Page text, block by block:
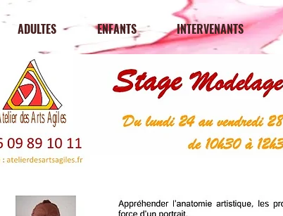
ADULTES ENFANTS INTERVENANTS